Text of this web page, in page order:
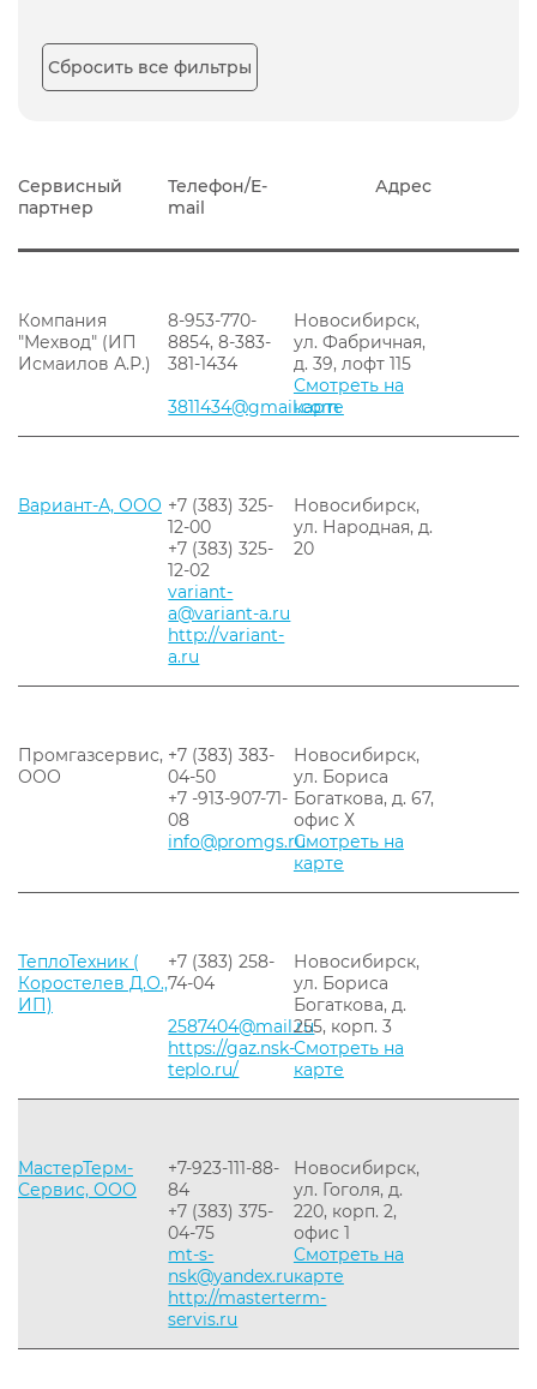
Сбросить все фильтры
Сервисный
партнер
Телефон/E-
mail
Адрес
Компания
"Мехвод" (ИП
Исмаилов А.Р.)
8-953-770-
8854, 8-383-
381-1434
3811434@gmail.com
Новосибирск,
ул. Фабричная,
д. 39, лофт 115
Смотреть на
карте
Вариант-А, ООО +7 (383) 325-
12-00
+7 (383) 325-
12-02
variant-
a@variant-a.ru
http://variant-
a.ru
Новосибирск,
ул. Народная, д.
20
Промгазсервис,
ООО
+7 (383) 383-
04-50
+7 -913-907-71-
08
info@promgs.ru
Новосибирск,
ул. Бориса
Богаткова, д. 67,
офис Х
Смотреть на
карте
ТеплоТехник (
Коростелев Д.О.,
ИП)
+7 (383) 258-
74-04
2587404@mail.ru
https://gaz.nsk-
teplo.ru/
Новосибирск,
ул. Бориса
Богаткова, д.
255, корп. 3
Смотреть на
карте
МастерТерм-
Сервис, ООО
+7-923-111-88-
84
+7 (383) 375-
04-75
mt-s-
nsk@yandex.ru
http://masterterm-
servis.ru
Новосибирск,
ул. Гоголя, д.
220, корп. 2,
офис 1
Смотреть на
карте